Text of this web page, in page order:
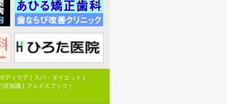
ボディケア | スパ・ダイエット |
豆知識| フェイスブック |